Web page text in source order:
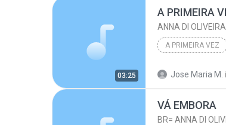
03:25
A PRIMEIRA
ANNA DI OLIVEIRA
A PRIMEIRA VEZ
Jose Maria M.
VÁ EMBORA
BR= ANNA DI